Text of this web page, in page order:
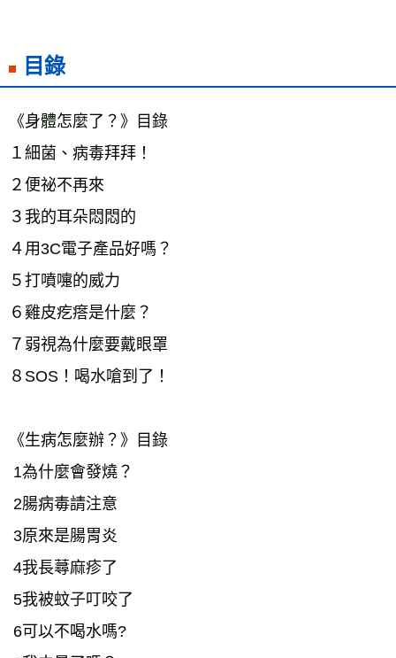
目錄
《身體怎麼了？》目錄
１細菌、病毒拜拜！
２便祕不再來
３我的耳朵悶悶的
４用3C電子產品好嗎？
５打噴嚏的威力
６雞皮疙瘩是什麼？
７弱視為什麼要戴眼罩
８SOS！喝水嗆到了！
《生病怎麼辦？》目錄
1為什麼會發燒？
2腸病毒請注意
3原來是腸胃炎
4我長蕁麻疹了
5我被蚊子叮咬了
6可以不喝水嗎?